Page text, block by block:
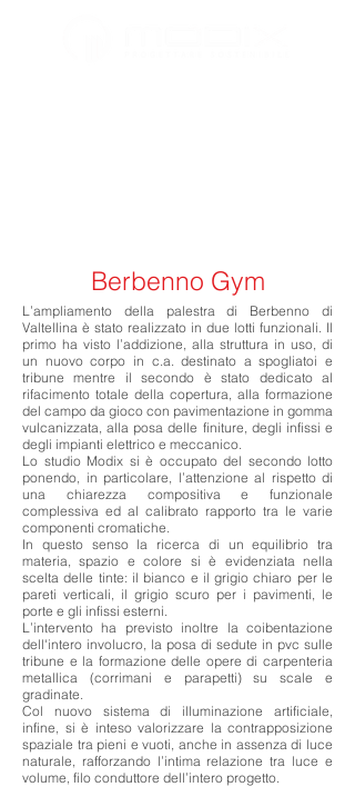
Berbenno Gym
L’ampliamento della palestra di Berbenno di
Valtellina è stato realizzato in due lotti funzionali. Il
primo ha visto l’addizione, alla struttura in uso, di
un nuovo corpo in c.a. destinato a spogliatoi e
tribune mentre il secondo è stato dedicato al
rifacimento totale della copertura, alla formazione
del campo da gioco con pavimentazione in gomma
vulcanizzata, alla posa delle finiture, degli infissi e
degli impianti elettrico e meccanico.
Lo studio Modix si è occupato del secondo lotto
ponendo, in particolare, l’attenzione al rispetto di
una chiarezza compositiva e funzionale
complessiva ed al calibrato rapporto tra le varie
componenti cromatiche.
In questo senso la ricerca di un equilibrio tra
materia, spazio e colore si è evidenziata nella
scelta delle tinte: il bianco e il grigio chiaro per le
pareti verticali, il grigio scuro per i pavimenti, le
porte e gli infissi esterni.
L’intervento ha previsto inoltre la coibentazione
dell'intero involucro, la posa di sedute in pvc sulle
tribune e la formazione delle opere di carpenteria
metallica (corrimani e parapetti) su scale e
gradinate.
Col nuovo sistema di illuminazione artificiale,
infine, si è inteso valorizzare la contrapposizione
spaziale tra pieni e vuoti, anche in assenza di luce
naturale, rafforzando l’intima relazione tra luce e
volume, filo conduttore dell’intero progetto.